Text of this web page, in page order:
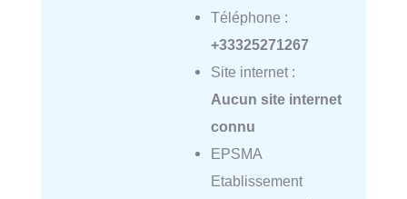
Téléphone :
+33325271267
Site internet :
Aucun site internet
connu
EPSMA
Etablissement